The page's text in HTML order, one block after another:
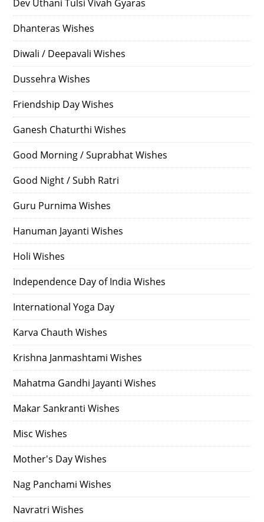
Dev Uthani Tulsi Vivah Gyaras
Dhanteras Wishes
Diwali / Deepavali Wishes
Dussehra Wishes
Friendship Day Wishes
Ganesh Chaturthi Wishes
Good Morning / Suprabhat Wishes
Good Night / Subh Ratri
Guru Purnima Wishes
Hanuman Jayanti Wishes
Holi Wishes
Independence Day of India Wishes
International Yoga Day
Karva Chauth Wishes
Krishna Janmashtami Wishes
Mahatma Gandhi Jayanti Wishes
Makar Sankranti Wishes
Misc Wishes
Mother's Day Wishes
Nag Panchami Wishes
Navratri Wishes